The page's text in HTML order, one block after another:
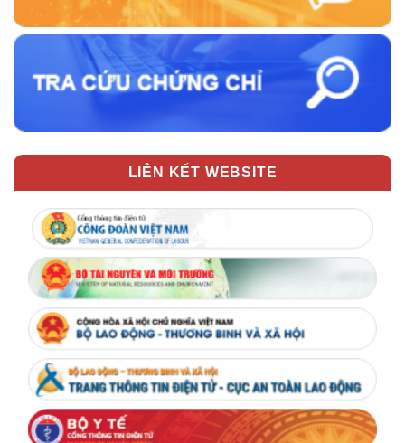
LIÊN KẾT WEBSITE